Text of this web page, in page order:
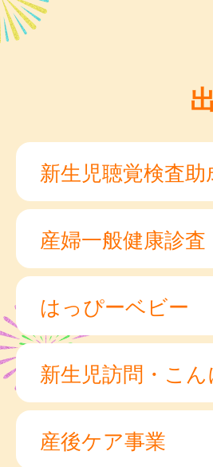
新生児聴覚検査助
産婦一般健康診査
はっぴーベビー
新生児訪問・こ
産後ケア事業